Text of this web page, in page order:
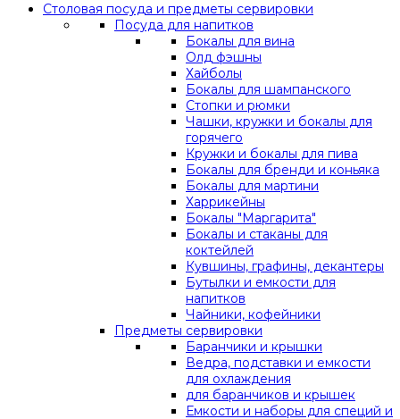
Столовая посуда и предметы сервировки
Посуда для напитков
Бокалы для вина
Олд фэшны
Хайболы
Бокалы для шампанского
Стопки и рюмки
Чашки, кружки и бокалы для
горячего
Кружки и бокалы для пива
Бокалы для бренди и коньяка
Бокалы для мартини
Харрикейны
Бокалы "Маргарита"
Бокалы и стаканы для
коктейлей
Кувшины, графины, декантеры
Бутылки и емкости для
напитков
Чайники, кофейники
Предметы сервировки
Баранчики и крышки
Ведра, подставки и емкости
для охлаждения
для баранчиков и крышек
Емкости и наборы для специй и